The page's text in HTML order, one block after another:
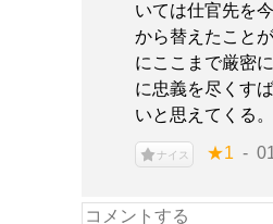
いては仕官先を
から替えたこと
にここまで厳密
に忠義を尽くす
いと思えてくる。
ナイス ★1